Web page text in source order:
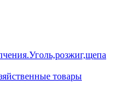
Уголь,розжиг,щепа
товары